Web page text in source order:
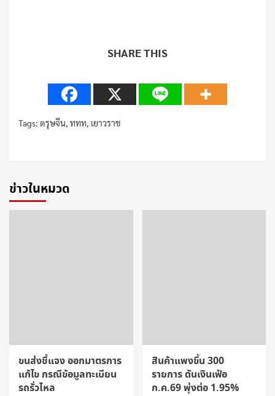
SHARE THIS
Tags: ตรุษจีน, ททท, เยาวราช
Reading
ข่าวในหมวด
ขนส่งชี้แจง ออกมาตรการ
แก้ไข กรณีข้อมูลทะเบียน
รถรั่วไหล
สินค้าแพงขึ้น 300
รายการ ดันเงินเฟ้อ
ก.ค.69 พุ่งต่อ 1.95%